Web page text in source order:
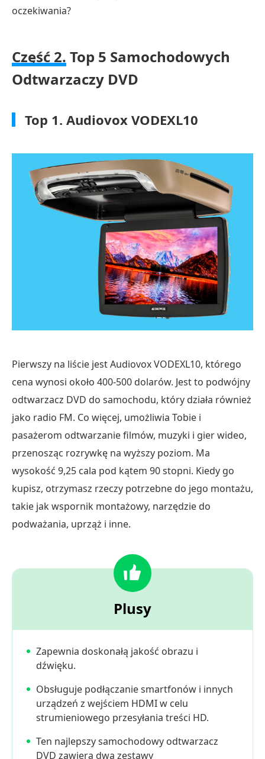
oczekiwania?
Część 2. Top 5 Samochodowych
Odtwarzaczy DVD
Top 1. Audiovox VODEXL10
Pierwszy na liście jest Audiovox VODEXL10, którego
cena wynosi około 400-500 dolarów. Jest to podwójny
odtwarzacz DVD do samochodu, który działa również
jako radio FM. Co więcej, umożliwia Tobie i
pasażerom odtwarzanie filmów, muzyki i gier wideo,
przenosząc rozrywkę na wyższy poziom. Ma
wysokość 9,25 cala pod kątem 90 stopni. Kiedy go
kupisz, otrzymasz rzeczy potrzebne do jego montażu,
takie jak wspornik montażowy, narzędzie do
podważania, uprząż i inne.
Plusy
Zapewnia doskonałą jakość obrazu i
dźwięku.
Obsługuje podłączanie smartfonów i innych
urządzeń z wejściem HDMI w celu
strumieniowego przesyłania treści HD.
Ten najlepszy samochodowy odtwarzacz
DVD zawiera dwa zestawy